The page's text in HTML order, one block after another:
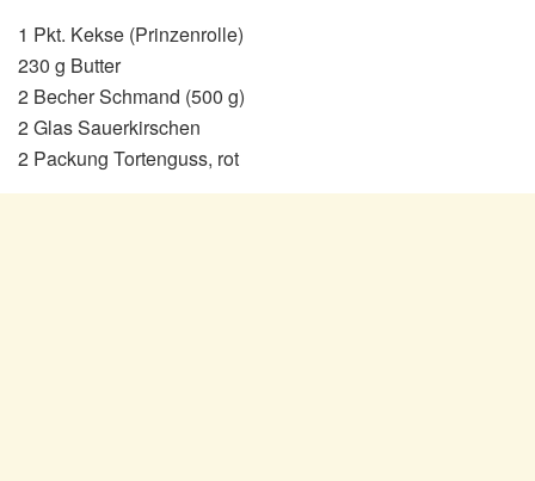
1 Pkt. Kekse (Prinzenrolle)
230 g Butter
2 Becher Schmand (500 g)
2 Glas Sauerkirschen
2 Packung Tortenguss, rot